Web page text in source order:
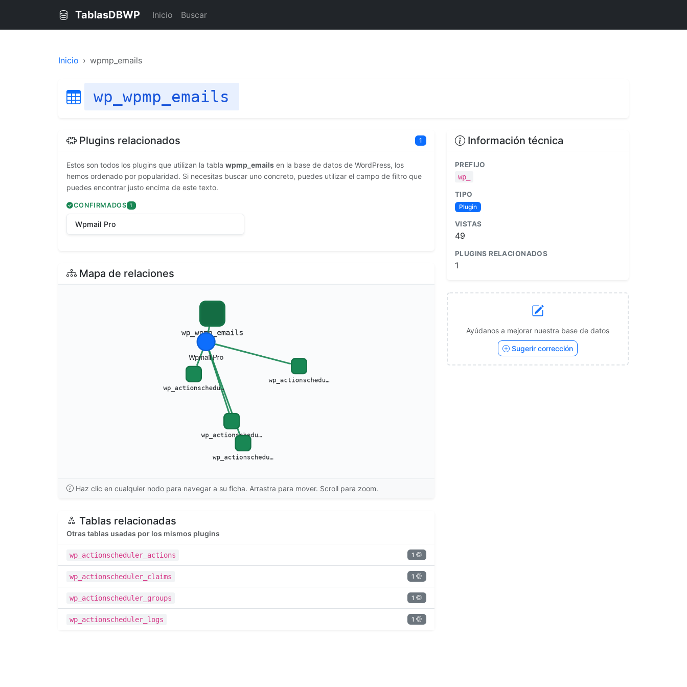
TablasDBWP Inicio Buscar
Inicio wpmp_emails
wp_wpmp_emails
Plugins relacionados 1
Estos son todos los plugins que utilizan la tabla wpmp_emails en la base de datos de WordPress, los
hemos ordenado por popularidad. Si necesitas buscar uno concreto, puedes utilizar el campo de filtro que
puedes encontrar justo encima de este texto.
CONFIRMADOS 1
Wpmail Pro
Mapa de relaciones
Haz clic en cualquier nodo para navegar a su ficha. Arrastra para mover. Scroll para zoom.
Tablas relacionadas
Otras tablas usadas por los mismos plugins
wp_actionscheduler_actions 1
wp_actionscheduler_claims 1
wp_actionscheduler_groups 1
wp_actionscheduler_logs 1
Información técnica
PREFIJO
wp_
TIPO
Plugin
VISTAS
49
PLUGINS RELACIONADOS
1
Ayúdanos a mejorar nuestra base de datos
Sugerir corrección